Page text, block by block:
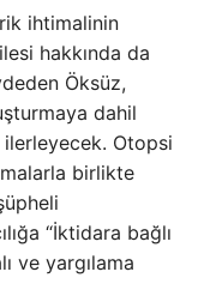
ihtimalinin
hakkında da
Öksüz,
dahil
Otopsi
birlikte
“İktidara bağlı
ve yargılama